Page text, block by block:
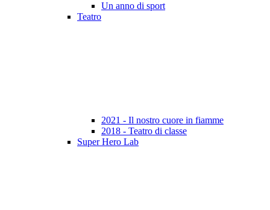
Un anno di sport
Teatro
2021 - Il nostro cuore in fiamme
2018 - Teatro di classe
Super Hero Lab